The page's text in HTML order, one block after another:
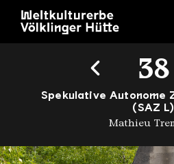
38
Spekulative Autonome
(SAZ L)
Mathieu